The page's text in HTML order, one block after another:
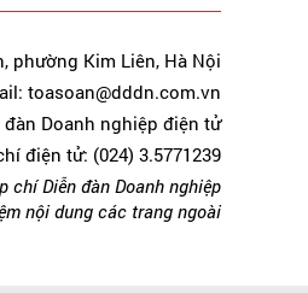
phường Kim Liên, Hà Nội
toasoan@dddn.com.vn
Doanh nghiệp điện tử
điện tử: (024) 3.5771239
chí Diễn đàn Doanh nghiệp
nội dung các trang ngoài